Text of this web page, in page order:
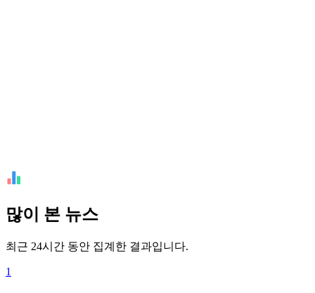
많이 본 뉴스
최근 24시간 동안 집계한 결과입니다.
1